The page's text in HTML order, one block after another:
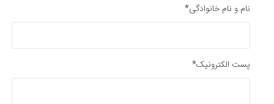
نام و نام خانوادگی*
پست الکترونیک*